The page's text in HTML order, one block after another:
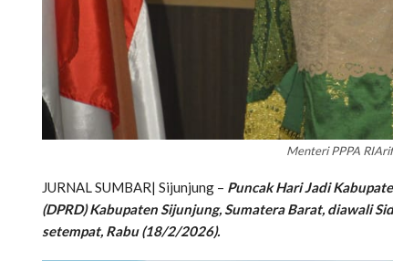
Menteri PPPA RI
JURNAL SUMBAR| Sijunjung – Puncak Hari Jadi
(DPRD) Kabupaten Sijunjung, Sumatera Barat, diawali
setempat, Rabu (18/2/2026).